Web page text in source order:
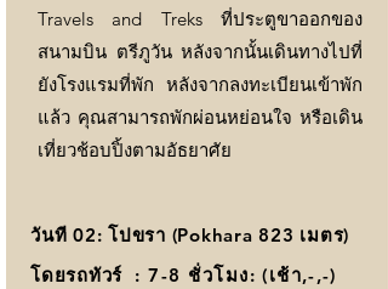
Travels and Treksที่ประตูขาออกของ
สนามบิน ตรีภูวัน หลังจากนั้นเดินทางไปที่
ยังโรงแรมที่พัก หลังจากลงทะเบียนเข้าพัก
แล้ว คุณสามารถพักผ่อนหย่อนใจ หรือเดิน
เที่ยวช้อบปิ้งตามอัธยาศัย
วันที 02: โปขรา (Pokhara 823 เมตร)
โดยรถทัวร์ : 7-8 ชั่วโมง: (เช้า,-,-)